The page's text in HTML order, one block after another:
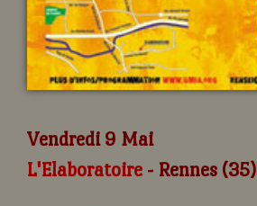
Vendredi 9 Mai
L'Elaboratoire - Rennes (35)